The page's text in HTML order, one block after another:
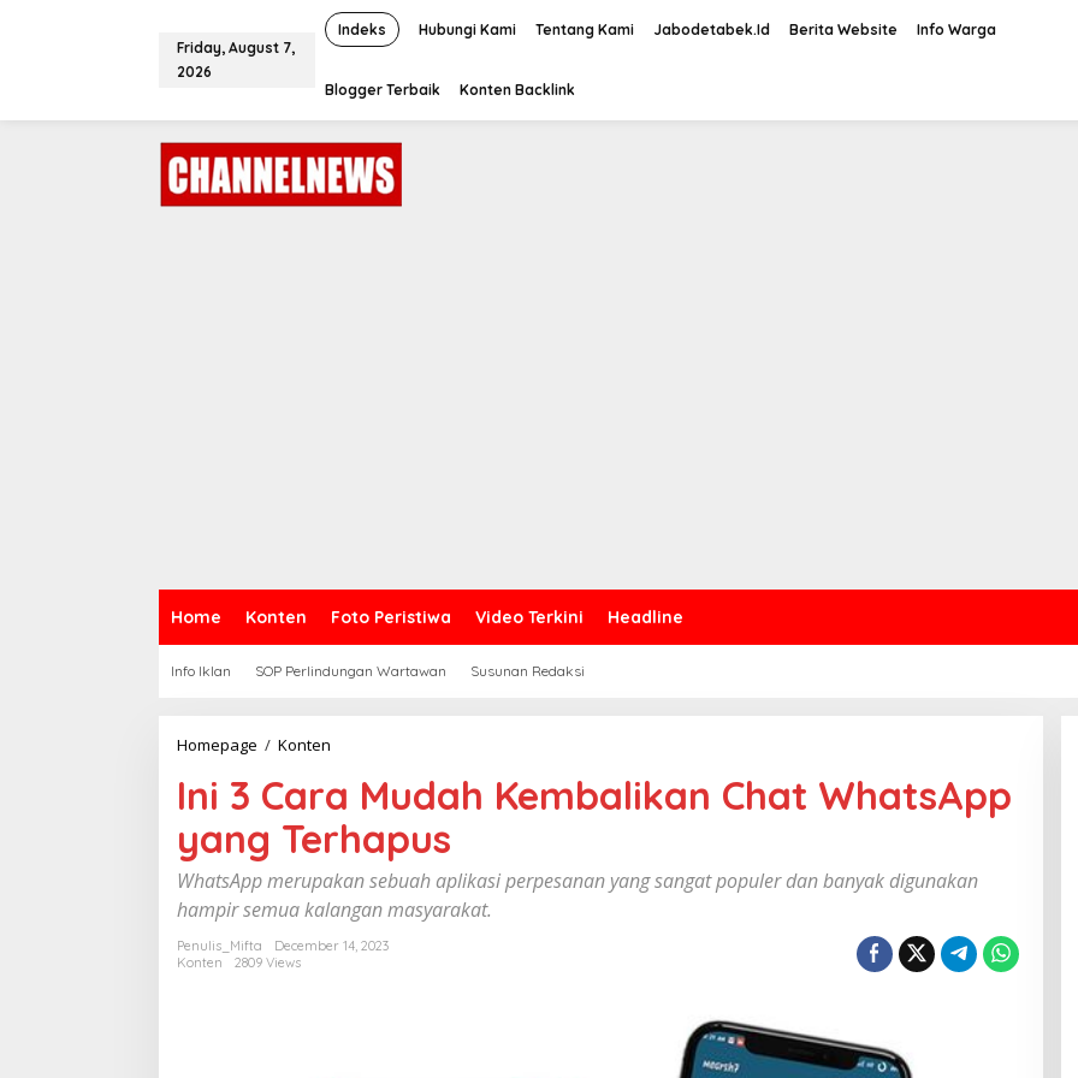
o
Friday, August 7,
2026
Indeks Hubungi Kami Tentang Kami Jabodetabek.Id Berita Website Info Warga
Blogger Terbaik Konten Backlink
Home Konten Foto Peristiwa Video Terkini Headline
Info Iklan SOP Perlindungan Wartawan Susunan Redaksi
Homepage / Konten
i
3
C
r
M
u
Ini 3 Cara Mudah Kembalikan Chat WhatsApp
yang Terhapus
WhatsApp merupakan sebuah aplikasi perpesanan yang sangat populer dan banyak digunakan
hampir semua kalangan masyarakat.
Penulis_Mifta
December 14, 2023
Konten
2809 Views